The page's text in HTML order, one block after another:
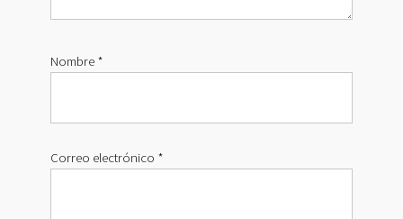
Nombre *
Correo electrónico *